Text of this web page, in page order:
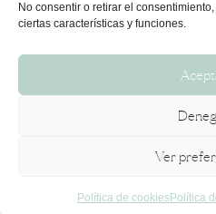
No consentir o retirar el
ciertas características y funciones.
Ver
Política de cookiesPolítica
Talleres y
Copyright 2026 - © Todos